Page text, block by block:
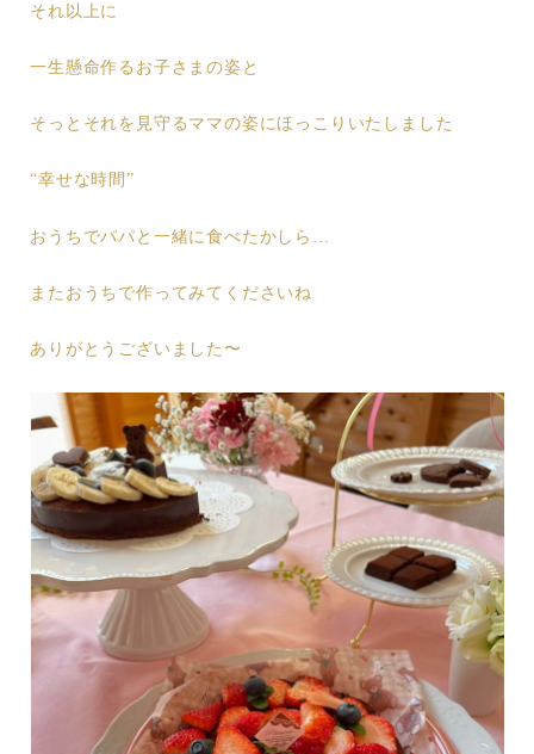
それ以上に
一生懸命作るお子さまの姿と
そっとそれを見守るママの姿にほっこりいたしました
“幸せな時間”
おうちでパパと一緒に食べたかしら…
またおうちで作ってみてくださいね
ありがとうございました〜